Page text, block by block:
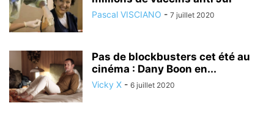
Pascal VISCIANO - 7 juillet 2020
Pas de blockbusters cet été au
cinéma : Dany Boon en...
Vicky X - 6 juillet 2020